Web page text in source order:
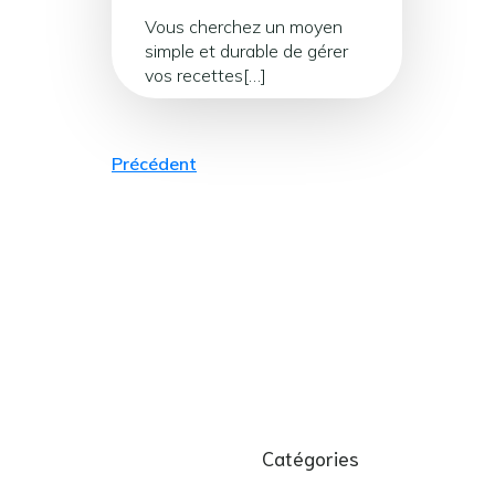
Vous cherchez un moyen
simple et durable de gérer
vos recettes[…]
Précédent
Catégories